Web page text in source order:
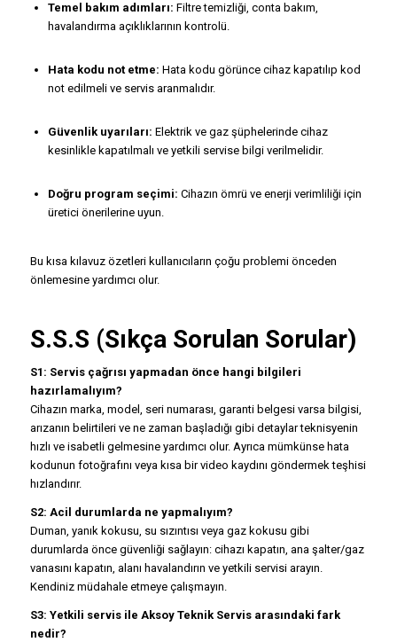
Temel bakım adımları: Filtre temizliği, conta bakım,
havalandırma açıklıklarının kontrolü.
Hata kodu not etme: Hata kodu görünce cihaz kapatılıp kod
not edilmeli ve servis aranmalıdır.
Güvenlik uyarıları: Elektrik ve gaz şüphelerinde cihaz
kesinlikle kapatılmalı ve yetkili servise bilgi verilmelidir.
Doğru program seçimi: Cihazın ömrü ve enerji verimliliği için
üretici önerilerine uyun.
Bu kısa kılavuz özetleri kullanıcıların çoğu problemi önceden
önlemesine yardımcı olur.
S.S.S (Sıkça Sorulan Sorular)
S1: Servis çağrısı yapmadan önce hangi bilgileri
hazırlamalıyım?
Cihazın marka, model, seri numarası, garanti belgesi varsa bilgisi,
arızanın belirtileri ve ne zaman başladığı gibi detaylar teknisyenin
hızlı ve isabetli gelmesine yardımcı olur. Ayrıca mümkünse hata
kodunun fotoğrafını veya kısa bir video kaydını göndermek teşhisi
hızlandırır.
S2: Acil durumlarda ne yapmalıyım?
Duman, yanık kokusu, su sızıntısı veya gaz kokusu gibi
durumlarda önce güvenliği sağlayın: cihazı kapatın, ana şalter/gaz
vanasını kapatın, alanı havalandırın ve yetkili servisi arayın.
Kendiniz müdahale etmeye çalışmayın.
S3: Yetkili servis ile Aksoy Teknik Servis arasındaki fark
nedir?